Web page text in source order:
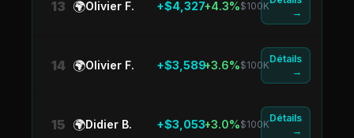
13 🌍Olivier F. +$4,327+4.3%$100K
→
14 🌍Olivier F. +$3,589+3.6%$100K
Détails
→
15 🌍Didier B. +$3,053+3.0%$100K
Détails
→